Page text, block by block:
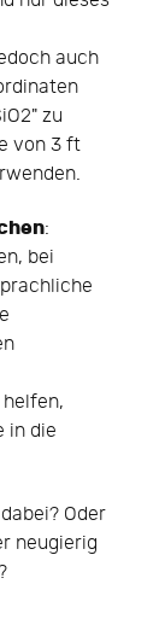
auch
zu
von 3 ft
:
bei
in die
Oder
neugierig